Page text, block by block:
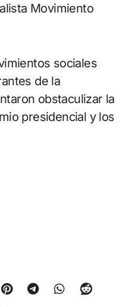
Movimiento
sociales
de la
obstaculizar la
presidencial y los